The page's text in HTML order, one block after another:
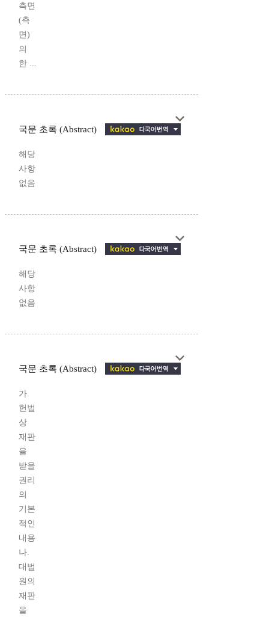
측면
(측
면)
의
한 ...
국문 초록 (Abstract)
해당
사항
없음
국문 초록 (Abstract)
해당
사항
없음
국문 초록 (Abstract)
가.
헌법
상
재판
을
받을
권리
의
기본
적인
내용
나.
대법
원의
재판
을